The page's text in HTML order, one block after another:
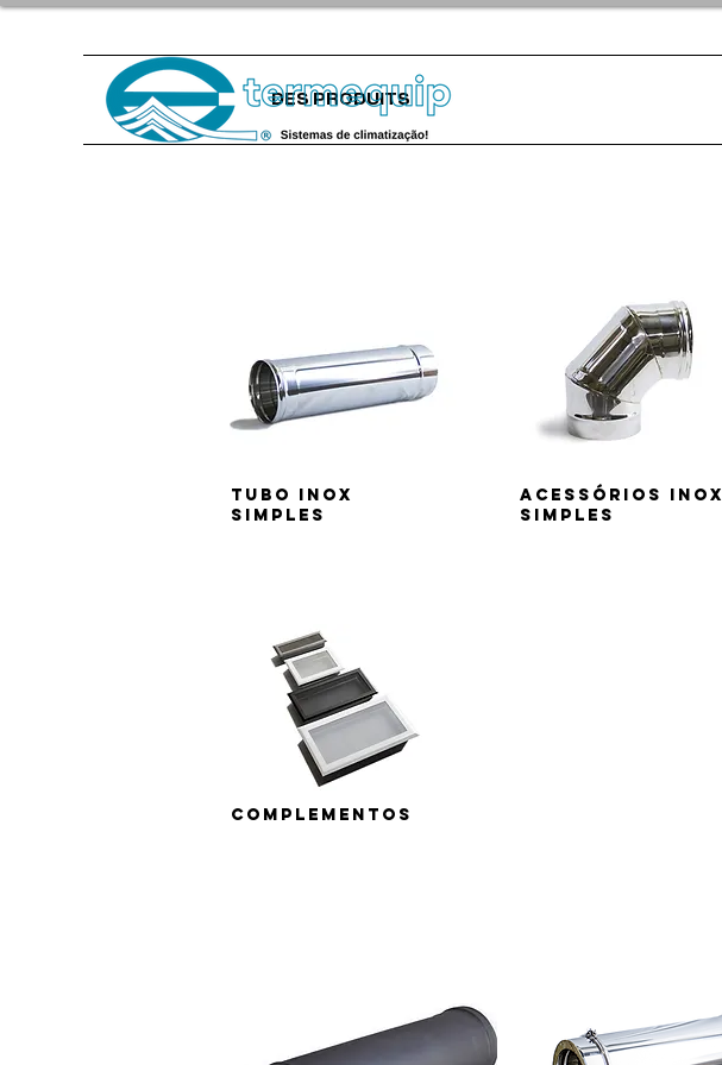
DES PRODUITS
Tubo inox
simples
ACESSÓRIOS INOX
SIMPLES
Complementos